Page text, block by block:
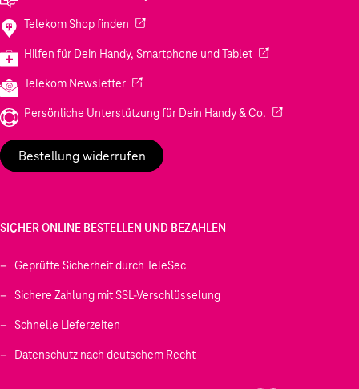
Telekom Shop finden (Wird in einem neuen Tab geöffnet)
Hilfen für Dein Handy, Smartphone und Tablet(Wird in einem
Telekom Newsletter(Wird in einem neuen Tab geöffnet)
Persönliche Unterstützung für Dein Handy & Co. (Wird in einem
Bestellung widerrufen
SICHER ONLINE BESTELLEN UND BEZAHLEN
Geprüfte Sicherheit durch TeleSec
Sichere Zahlung mit SSL-Verschlüsselung
Schnelle Lieferzeiten
Datenschutz nach deutschem Recht